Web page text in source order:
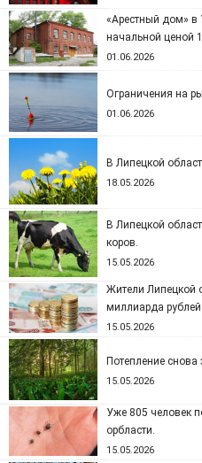
«Арестный дом» в
начальной ценой
01.06.2026
Ограничения на
01.06.2026
В Липецкой
18.05.2026
В Липецкой
коров.
15.05.2026
Жители Липецкой
миллиарда рублей.
15.05.2026
Потепление снова
15.05.2026
Уже 805 человек
орбласти.
15.05.2026